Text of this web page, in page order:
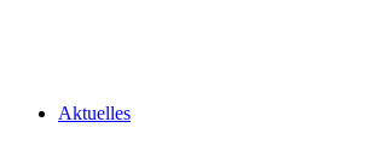
Aktuelles